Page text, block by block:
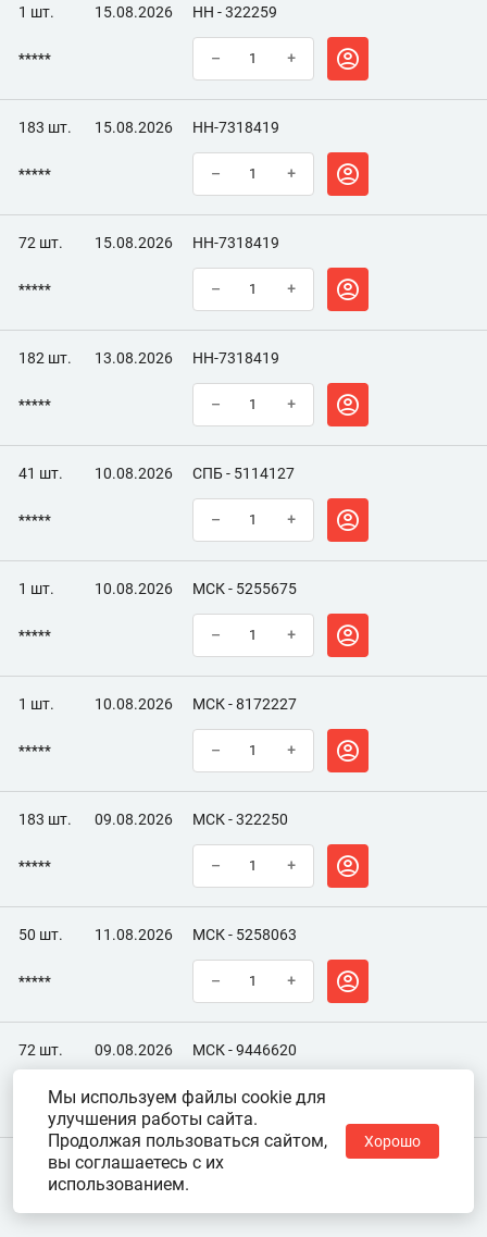
1 шт. 15.08.2026 НН - 322259
***** – +
183 шт. 15.08.2026 НН-7318419
***** – +
72 шт. 15.08.2026 НН-7318419
***** – +
182 шт. 13.08.2026 НН-7318419
***** – +
41 шт. 10.08.2026 СПБ - 5114127
***** – +
1 шт. 10.08.2026 МСК - 5255675
***** – +
1 шт. 10.08.2026 МСК - 8172227
***** – +
183 шт. 09.08.2026 МСК - 322250
***** – +
50 шт. 11.08.2026 МСК - 5258063
***** – +
72 шт. 09.08.2026 МСК - 9446620
***** – +
Мы используем файлы cookie для
улучшения работы сайта.
Продолжая пользоваться сайтом,
вы соглашаетесь с их
использованием.
Хорошо